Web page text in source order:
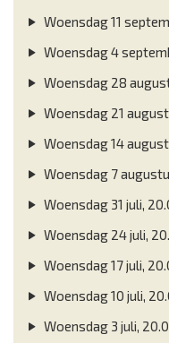
Woensdag 11
Woensdag 4
Woensdag 28
Woensdag 21
Woensdag 14
Woensdag 7
Woensdag 31 juli,
Woensdag 24 juli,
Woensdag 17 juli,
Woensdag 10 juli,
Woensdag 3 juli,